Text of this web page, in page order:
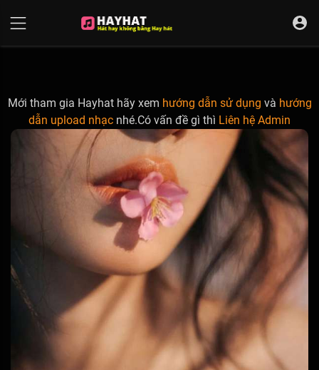
Mới tham gia Hayhat hãy xem hướng dẫn sử dụng và hướng
dẫn upload nhạc nhé.Có vấn đề gì thì Liên hệ Admin